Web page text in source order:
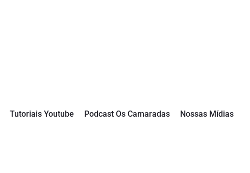
Tutoriais Youtube Podcast Os Camaradas Nossas Mídias